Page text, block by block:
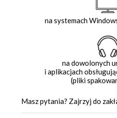
na systemach
na dowolonych
i aplikacjach
(pliki
Masz pytania? Zajrzyj do